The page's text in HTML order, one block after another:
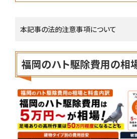
本記事の法的注意事項について
福岡のハト駆除費用の相